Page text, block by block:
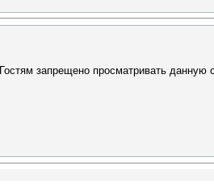
Гостям запрещено просматривать данную